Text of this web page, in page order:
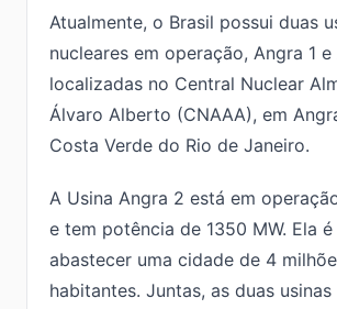
Atualmente, o Brasil possui duas
nucleares em operação, Angra 1 e
localizadas no Central Nuclear
Álvaro Alberto (CNAAA), em
Costa Verde do Rio de Janeiro.
A Usina Angra 2 está em
e tem potência de 1350 MW. Ela
abastecer uma cidade de 4
habitantes. Juntas, as duas usinas